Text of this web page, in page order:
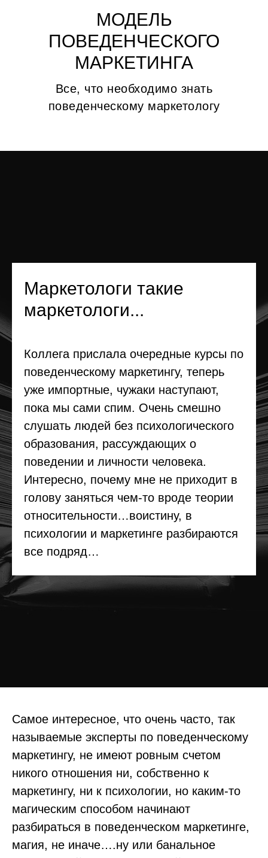
TELEGRAM
INFO@MARKETINGEVANGELIST.RU
МОДЕЛЬ
ПОВЕДЕНЧЕСКОГО
МАРКЕТИНГА
Все, что необходимо знать
поведенческому маркетологу
Маркетологи такие
маркетологи...
Коллега прислала очередные курсы по
поведенческому маркетингу, теперь
уже импортные, чужаки наступают,
пока мы сами спим. Очень смешно
слушать людей без психологического
образования, рассуждающих о
поведении и личности человека.
Интересно, почему мне не приходит в
голову заняться чем-то вроде теории
относительности…воистину, в
психологии и маркетинге разбираются
все подряд…
Самое интересное, что очень часто, так
называемые эксперты по поведенческому
маркетингу, не имеют ровным счетом
никого отношения ни, собственно к
маркетингу, ни к психологии, но каким-то
магическим способом начинают
разбираться в поведенческом маркетинге,
магия, не иначе….ну или банальное